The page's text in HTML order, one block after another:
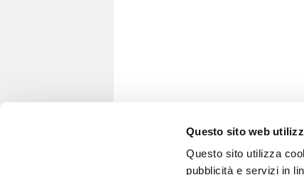
Questo sito web
Questo sito utilizza
pubblicità e servizi in